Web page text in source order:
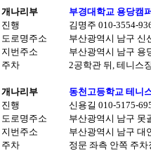
개나리부
부경대학교 용당캠
진행
김명주 010-3554-
도로명주소
부산광역시 남구 신
지번주소
부산광역시 남구 용
주차
2공학관 뒤, 테니스
개나리부
동천고등학교 테니
진행
신용길 010-5175-
도로명주소
부산광역시 남구 못
지번주소
부산광역시 남구 대
주차
정문 좌측 안쪽 주차